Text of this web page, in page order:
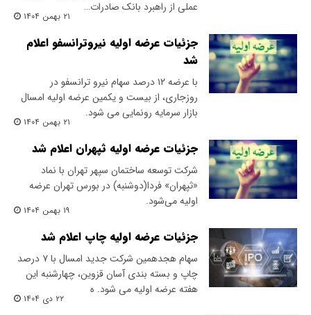
عملی از راهبرد بانک صادرات…
۲۱ بهمن ۱۴۰۴
جزئیات عرضه اولیه نیروترانسفو اعلام
شد
با عرضه ۱۲ درصد سهام نیرو ترانسفو در
روزجاری، از بیست و یکمین عرضه اولیه امسال
بازار سرمایه رونمایی می شود.
۲۱ بهمن ۱۴۰۴
جزئیات عرضه اولیه ثپهران اعلام شد
شرکت توسعه ساختمان سپهر تهران با نماد
«ثپهران» فردا(دوشنبه) در بورس تهران عرضه
اولیه می‌شود.
۱۹ بهمن ۱۴۰۴
جزئیات عرضه اولیه چاپ اعلام شد
سهام هجدهمین شرکت جدید امسال با ۷ درصد
چاپ و بسته بندی آسان قزوین، چهارشنبه این
هفته عرضه اولیه می شود. ه
۲۲ دی ۱۴۰۴